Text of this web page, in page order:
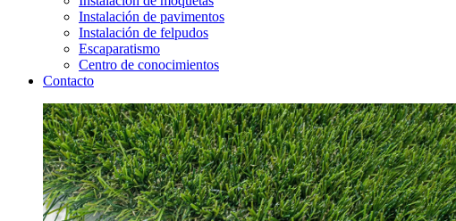
Instalación de pavimentos
Instalación de felpudos
Escaparatismo
Centro de conocimientos
Contacto